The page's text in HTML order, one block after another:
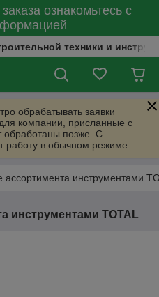
ознакомьтесь с
техники и
обрабатывать заявки
компании, присланные с
обработаны позже. С
работу в обычном режиме.
ассортимента инструментами
инструментами TOTAL